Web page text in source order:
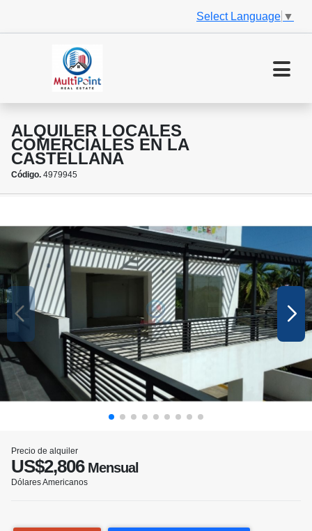
Select Language ▼
ALQUILER LOCALES
COMERCIALES EN LA
CASTELLANA
Código. 4979945
Precio de alquiler
US$2,806Mensual
Dólares Americanos